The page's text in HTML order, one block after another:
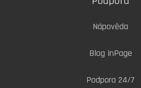
Nápověda
Blog inPage
Podpora 24/7